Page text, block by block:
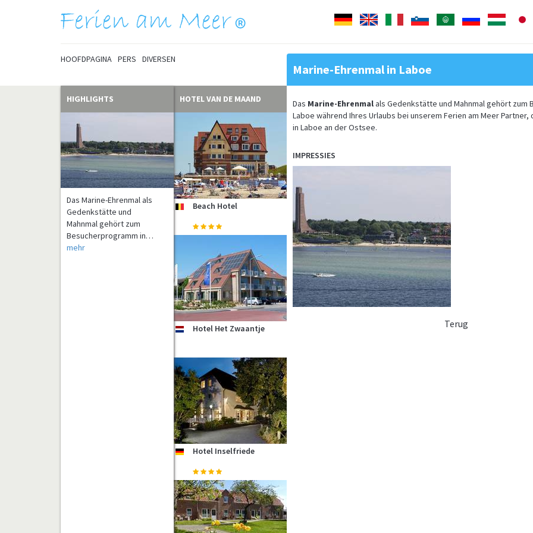
DeutschEnglish ItalianoSlovenščinaArabischPусскийMagyar
HOOFDPAGINA PERS DIVERSEN
HIGHLIGHTS
Das Marine-Ehrenmal als
Gedenkstätte und
Mahnmal gehört zum
Besucherprogramm in…
mehr
HOTEL VAN DE MAAND
be Beach Hotel
nl Hotel Het Zwaantje
de Hotel Inselfriede
Marine-Ehrenmal in Laboe
Das Marine-Ehrenmalals Gedenkstätte und Mahnmal gehört zum
Laboe während Ihres Urlaubs bei unserem Ferien am Meer
in Laboe an der Ostsee.
IMPRESSIES
Terug